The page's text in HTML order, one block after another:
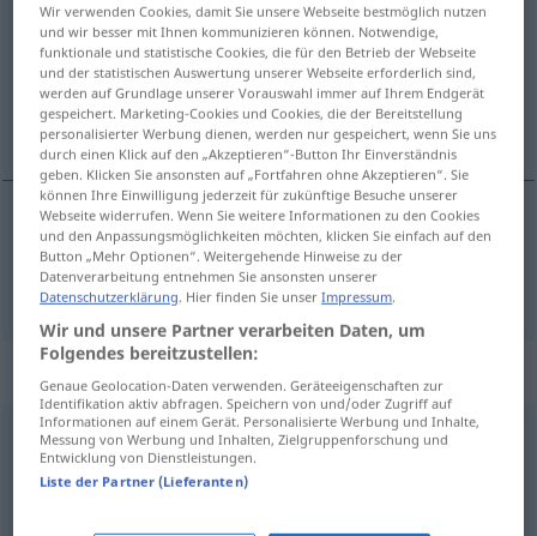
Übersicht aller Übersetzungen
(Für mehr Details die Übersetzung anklicken/antippen)
village
villagem Dorf
Beispielsätze für "Dorf"
in denBaum, in unserem Dorf hat derBlitzeingeschlagen
foudreesttombéesur l’arbre,
Wir verwenden Cookies, damit Sie unsere Webseite bestmöglich nutzen
und wir besser mit Ihnen kommunizieren können. Notwendige,
funktionale und statistische Cookies, die für den Betrieb der Webseite
und der statistischen Auswertung unserer Webseite erforderlich sind,
werden auf Grundlage unserer Vorauswahl immer auf Ihrem Endgerät
gespeichert. Marketing-Cookies und Cookies, die der Bereitstellung
personalisierter Werbung dienen, werden nur gespeichert, wenn Sie uns
durch einen Klick auf den „Akzeptieren“-Button Ihr Einverständnis
geben. Klicken Sie ansonsten auf „Fortfahren ohne Akzeptieren“. Sie
können Ihre Einwilligung jederzeit für zukünftige Besuche unserer
Webseite widerrufen. Wenn Sie weitere Informationen zu den Cookies
und den Anpassungsmöglichkeiten möchten, klicken Sie einfach auf den
Button „Mehr Optionen“. Weitergehende Hinweise zu der
Datenverarbeitung entnehmen Sie ansonsten unserer
Datenschutzerklärung. Hier finden Sie unserImpressum.
Wir und unsere Partner verarbeiten Daten, um
Folgendes bereitzustellen:
Genaue Geolocation-Daten verwenden. Geräteeigenschaften zur
Identifikation aktiv abfragen. Speichern von und/oder Zugriff auf
Informationen auf einem Gerät. Personalisierte Werbung und Inhalte,
Messung von Werbung und Inhalten, Zielgruppenforschung und
Entwicklung von Dienstleistungen.
Liste der Partner (Lieferanten)